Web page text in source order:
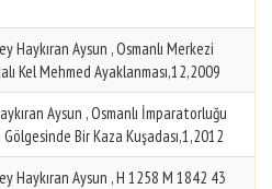
Haykıran Aysun , Osmanlı Merkezi
Kel Mehmed Ayaklanması,12,2009
Aysun , Osmanlı İmparatorluğu
Bir Kaza Kuşadası,1,2012
Haykıran Aysun , H 1258 M 1842 43